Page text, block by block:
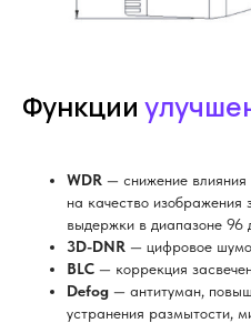
Функции
WDR — снижение влияния
на качество изображения
выдержки в диапазоне 96
3D-DNR — цифровое
BLC — коррекция
Defog — антитуман,
устранения размытости,